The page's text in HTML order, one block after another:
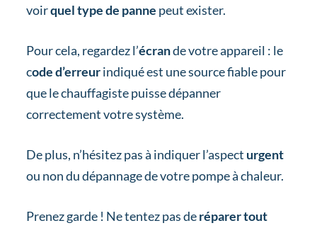
voirquel type de panne peut exister.
Pour cela, regardez l’écrande votre appareil : le
code d’erreurindiqué est une source fiable pour
que le chauffagiste puisse dépanner
correctement votre système.
De plus, n’hésitez pas à indiquer l’aspect urgent
ou non du dépannage de votre pompe à chaleur.
Prenez garde ! Ne tentez pas deréparer tout